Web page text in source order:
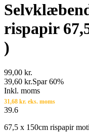
rispapir
)
99,00 kr.
39,60 kr.Spar 60%
Inkl. moms
31,68 kr. eks. moms
39.6
67,5 x 150cm rispapir